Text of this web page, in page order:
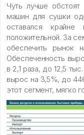
Чуть лучше
машин для сушки
оставался
положительной. За
обеспечить рынок
Обеспеченность
в 2,1 раза, до 12,5
вырос на 3,5%, до
этот сегмент, мягко